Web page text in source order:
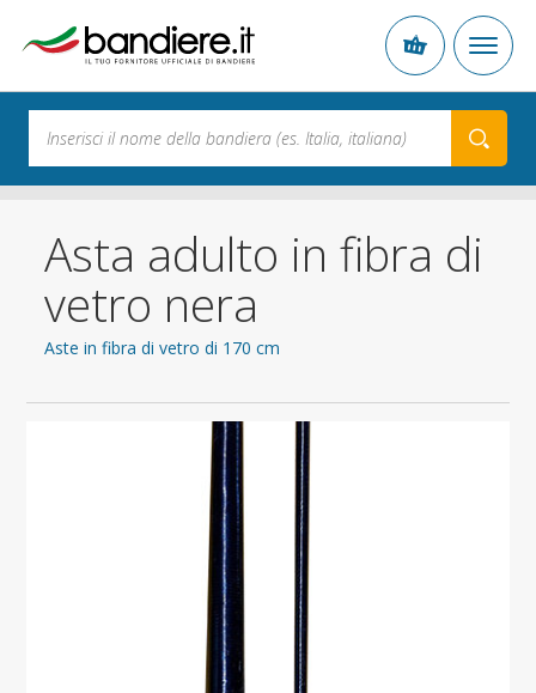
Asta adulto in fibra di
vetro nera
Aste in fibra di vetro di 170 cm